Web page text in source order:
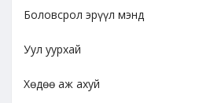
Боловсрол эрүүл мэнд
Уул уурхай
Хөдөө аж ахуй